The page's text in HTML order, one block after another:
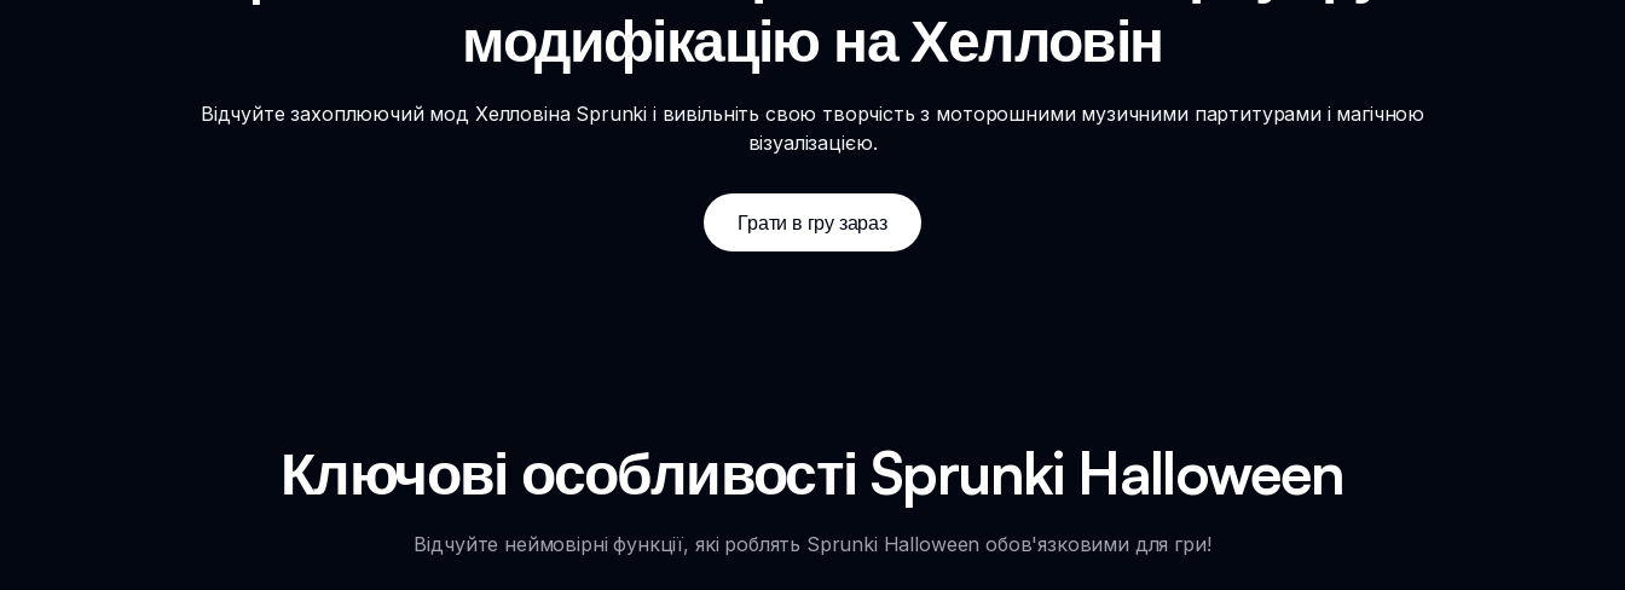
модифікацію на Хелловін
Відчуйте захоплюючий мод Хелловіна Sprunki і вивільніть свою творчість з моторошними музичними партитурами і магічною
візуалізацією.
Грати в гру зараз
Ключові особливості Sprunki Halloween
Відчуйте неймовірні функції, які роблять Sprunki Halloween обов'язковими для гри!